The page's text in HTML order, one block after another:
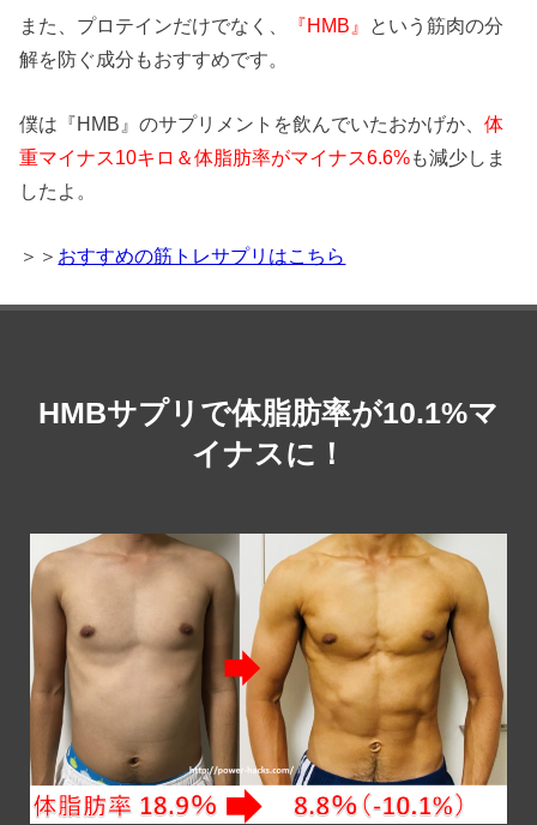
また、プロテインだけでなく、 『HMB』 という筋肉の分
解を防ぐ成分もおすすめです。
僕は『HMB』のサプリメントを飲んでいたおかげか、体
重マイナス10キロ＆体脂肪率がマイナス6.6%も減少しま
したよ。
＞＞ おすすめの筋トレサプリはこちら
HMBサプリで体脂肪率が10.1%マ
イナスに！